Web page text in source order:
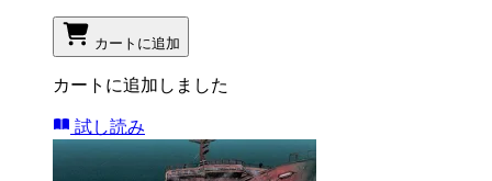
カートに追加
カートに追加しました
試し読み